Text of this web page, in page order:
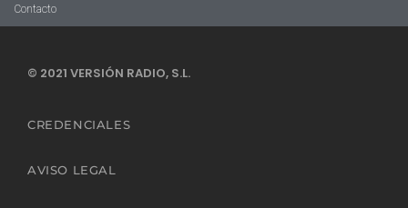
Contacto
© 2021 VERSIÓN RADIO, S.L.
CREDENCIALES
AVISO LEGAL